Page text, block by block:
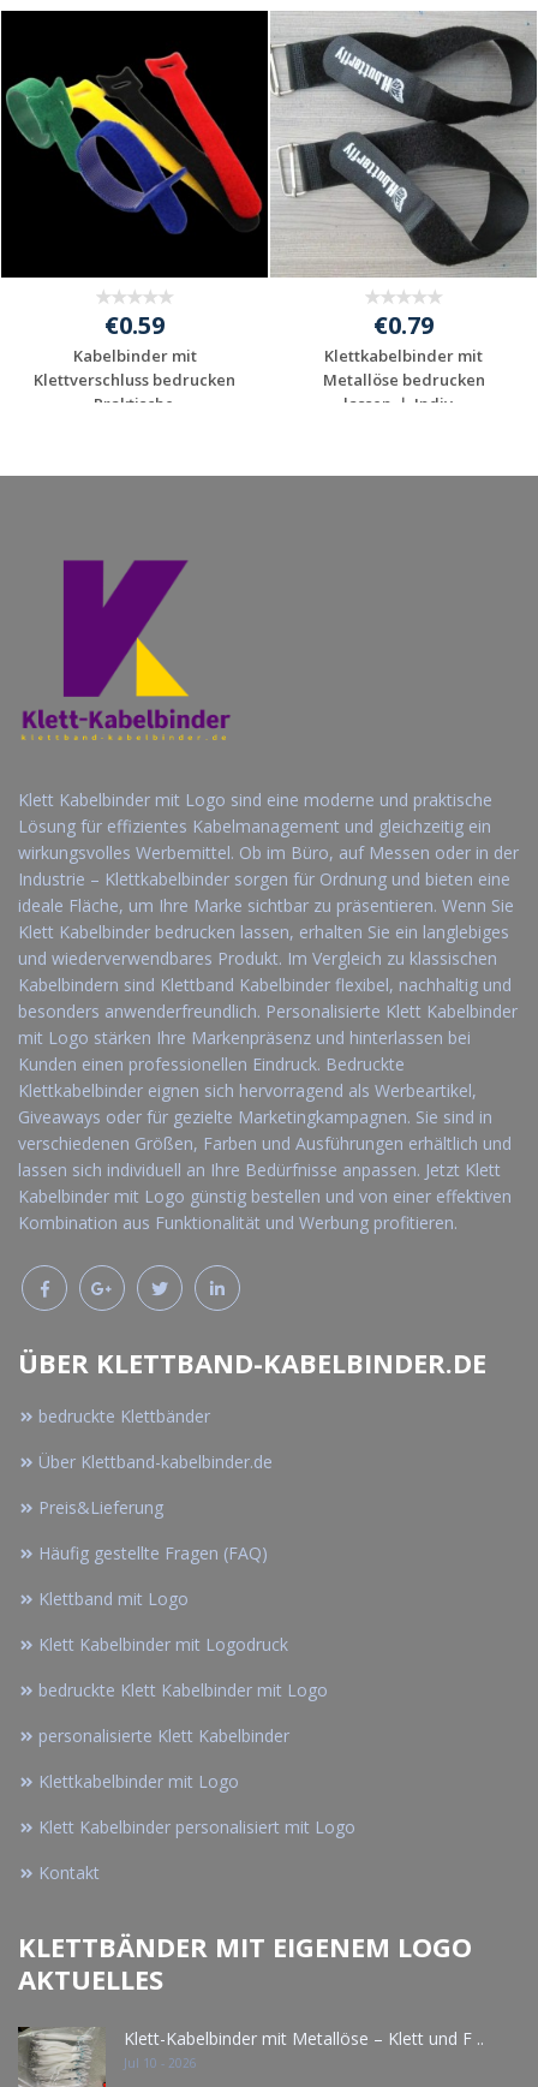
€0.59
Kabelbinder mit
Klettverschluss bedrucken
– Praktische ...
€0.79
Klettkabelbinder mit
Metallöse bedrucken
lassen ｜ Indiv...
Klett Kabelbinder mit Logo sind eine moderne und praktische
Lösung für effizientes Kabelmanagement und gleichzeitig ein
wirkungsvolles Werbemittel. Ob im Büro, auf Messen oder in der
Industrie – Klettkabelbinder sorgen für Ordnung und bieten eine
ideale Fläche, um Ihre Marke sichtbar zu präsentieren. Wenn Sie
Klett Kabelbinder bedrucken lassen, erhalten Sie ein langlebiges
und wiederverwendbares Produkt. Im Vergleich zu klassischen
Kabelbindern sind Klettband Kabelbinder flexibel, nachhaltig und
besonders anwenderfreundlich. Personalisierte Klett Kabelbinder
mit Logo stärken Ihre Markenpräsenz und hinterlassen bei
Kunden einen professionellen Eindruck. Bedruckte
Klettkabelbinder eignen sich hervorragend als Werbeartikel,
Giveaways oder für gezielte Marketingkampagnen. Sie sind in
verschiedenen Größen, Farben und Ausführungen erhältlich und
lassen sich individuell an Ihre Bedürfnisse anpassen. Jetzt Klett
Kabelbinder mit Logo günstig bestellen und von einer effektiven
Kombination aus Funktionalität und Werbung profitieren.
ÜBER KLETTBAND-KABELBINDER.DE
bedruckte Klettbänder
Über Klettband-kabelbinder.de
Preis&Lieferung
Häufig gestellte Fragen (FAQ)
Klettband mit Logo
Klett Kabelbinder mit Logodruck
bedruckte Klett Kabelbinder mit Logo
personalisierte Klett Kabelbinder
Klettkabelbinder mit Logo
Klett Kabelbinder personalisiert mit Logo
Kontakt
KLETTBÄNDER MIT EIGENEM LOGO
AKTUELLES
Klett-Kabelbinder mit Metallöse – Klett und F ..
Jul 10 - 2026